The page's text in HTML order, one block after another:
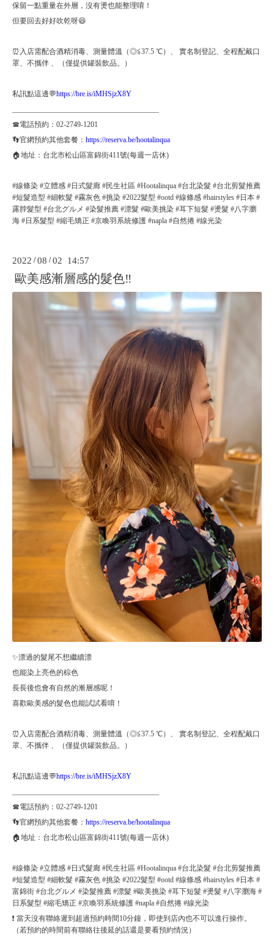
保留一點重量在外層，沒有燙也能整理唷！
但要回去好好吹乾呀😆
⏰入店需配合酒精消毒、測量體溫（◎≦37.5 ℃）、 實名制登記、全程配戴口
罩、不攜伴 、（僅提供罐裝飲品。）
私訊點這邊💬https://bre.is/iMHSjzX8Y
☎電話預約：02-2749-1201
👣官網預約其他套餐： https://reserva.be/hootalinqua
🏠地址：台北市松山區富錦街411號(每週一店休)
#線條染 #立體感 #日式髮廊 #民生社區 #Hootalinqua #台北染髮 #台北剪髮推薦
#短髮造型 #細軟髮 #霧灰色 #挑染 #2022髮型 #ootd #線條感 #hairstyles #日本 #
露脖髮型 #台北グルメ #染髮推薦 #漂髮 #歐美挑染 #耳下短髮 #燙髮 #八字瀏
海 #日系髮型 #縮毛矯正 #京喚羽系統修護 #napla #自然捲 #線光染
2022 /08 /02 14:57
歐美感漸層感的髮色‼️
✨漂過的髮尾不想繼續漂
也能染上亮色的棕色
長長後也會有自然的漸層感呢！
喜歡歐美感的髮色也能試試看唷！
⏰入店需配合酒精消毒、測量體溫（◎≦37.5 ℃）、 實名制登記、全程配戴口
罩、不攜伴 、（僅提供罐裝飲品。）
私訊點這邊💬https://bre.is/iMHSjzX8Y
☎電話預約：02-2749-1201
👣官網預約其他套餐： https://reserva.be/hootalinqua
🏠地址：台北市松山區富錦街411號(每週一店休)
#線條染 #立體感 #日式髮廊 #民生社區 #Hootalinqua #台北染髮 #台北剪髮推薦
#短髮造型 #細軟髮 #霧灰色 #挑染 #2022髮型 #ootd #線條感 #hairstyles #日本 #
富錦街 #台北グルメ #染髮推薦 #漂髮 #歐美挑染 #耳下短髮 #燙髮 #八字瀏海 #
日系髮型 #縮毛矯正 #京喚羽系統修護 #napla #自然捲 #線光染
❗️ 當天沒有聯絡遲到超過預約時間10分鐘，即使到店內也不可以進行操作。
（若預約的時間前有聯絡往後延的話還是要看預約情況）